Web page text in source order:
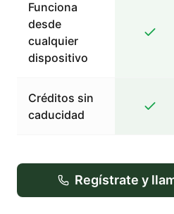
Funciona
desde
cualquier
dispositivo
Créditos sin
caducidad
Regístrate y